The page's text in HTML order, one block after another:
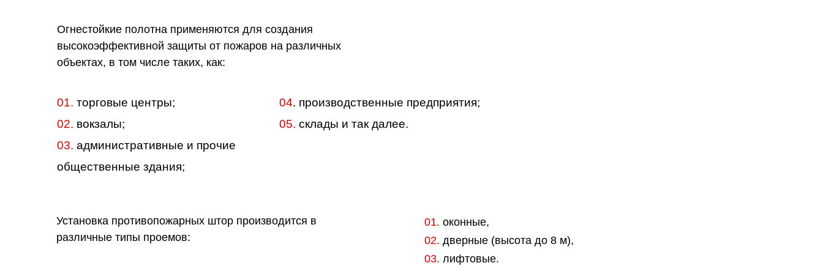
01. торговые центры;
02. вокзалы;
03. административные и прочие
общественные здания;
Огнестойкие полотна применяются для создания
высокоэффективной защиты от пожаров на различных
объектах, в том числе таких, как:
01. оконные,
02. дверные (высота до 8 м),
03. лифтовые.
Установка противопожарных штор производится в
различные типы проемов:
04. производственные предприятия;
05. склады и так далее.